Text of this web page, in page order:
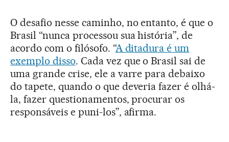
O desafio nesse caminho, no entanto, é que o
Brasil “nunca processou sua história”, de
acordo com o filósofo. “A ditadura é um
exemplo disso. Cada vez que o Brasil sai de
uma grande crise, ele a varre para debaixo
do tapete, quando o que deveria fazer é olhá-
la, fazer questionamentos, procurar os
responsáveis e puni-los”, afirma.